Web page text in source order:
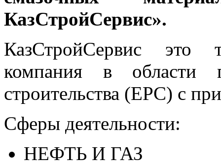
КазСтройСервис».
КазСтройСервис это
компания в области
строительства (ЕРС) с
Сферы деятельности:
НЕФТЬ И ГАЗ